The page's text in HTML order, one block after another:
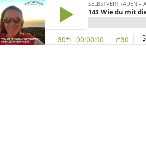
SELBSTVERTRAUEN –
30 00:00:00 30